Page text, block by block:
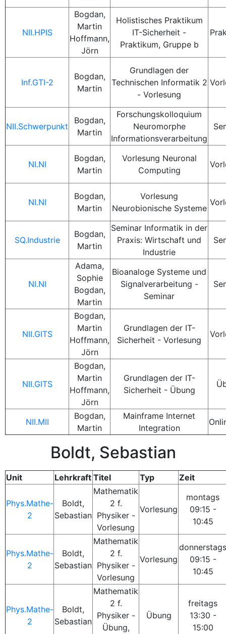
NII.HPIS
Bogdan,
Martin
Hoffmann,
Jörn
Holistisches Praktikum
IT-Sicherheit -
Praktikum, Gruppe b
Inf.GTI-2
Bogdan,
Martin
Grundlagen der
Technischen Informatik 2
- Vorlesung
NII.Schwerpunkt
Bogdan,
Martin
Forschungskolloquium
Neuromorphe
Informationsverarbeitung
NI.NI
Bogdan,
Martin
Vorlesung Neuronal
Computing
NI.NI
Bogdan,
Martin
Vorlesung
Neurobionische Systeme
SQ.Industrie
Bogdan,
Martin
Seminar Informatik in der
Praxis: Wirtschaft und
Industrie
NI.NI
Adama,
Sophie
Bogdan,
Martin
Bioanaloge Systeme und
Signalverarbeitung -
Seminar
NII.GITS
Bogdan,
Martin
Hoffmann,
Jörn
Grundlagen der IT-
Sicherheit - Vorlesung
NII.GITS
Bogdan,
Martin
Hoffmann,
Jörn
Grundlagen der IT-
Sicherheit - Übung
NII.MII
Bogdan,
Martin
Mainframe Internet
Integration
Boldt, Sebastian
Unit Lehrkraft Titel Typ Zeit
Phys.Mathe-
2
Boldt,
Sebastian
Mathematik
2 f.
Physiker -
Vorlesung
Vorlesung
montags
09:15 -
10:45
Phys.Mathe-
2
Boldt,
Sebastian
Mathematik
2 f.
Physiker -
Vorlesung
Vorlesung
donnerstags
09:15 -
10:45
Phys.Mathe-
2
Boldt,
Sebastian
Mathematik
2 f.
Physiker -
Übung,
Übung
freitags
13:30 -
15:00